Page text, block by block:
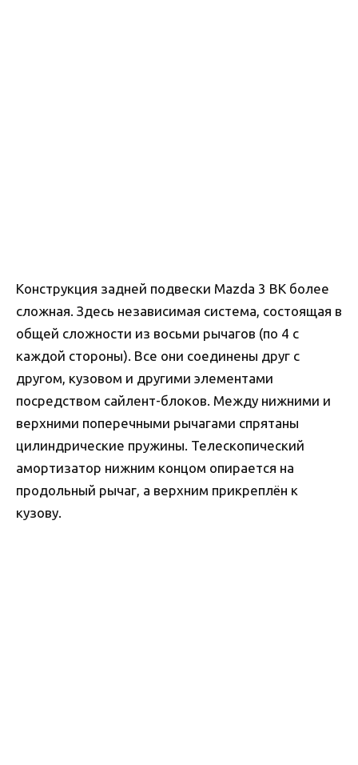
Конструкция задней подвески Mazda 3 BK более
сложная. Здесь независимая система, состоящая в
общей сложности из восьми рычагов (по 4 с
каждой стороны). Все они соединены друг с
другом, кузовом и другими элементами
посредством сайлент-блоков. Между нижними и
верхними поперечными рычагами спрятаны
цилиндрические пружины. Телескопический
амортизатор нижним концом опирается на
продольный рычаг, а верхним прикреплён к
кузову.